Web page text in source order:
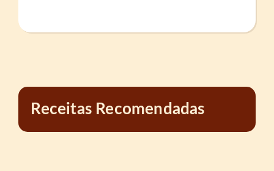
Receitas Recomendadas